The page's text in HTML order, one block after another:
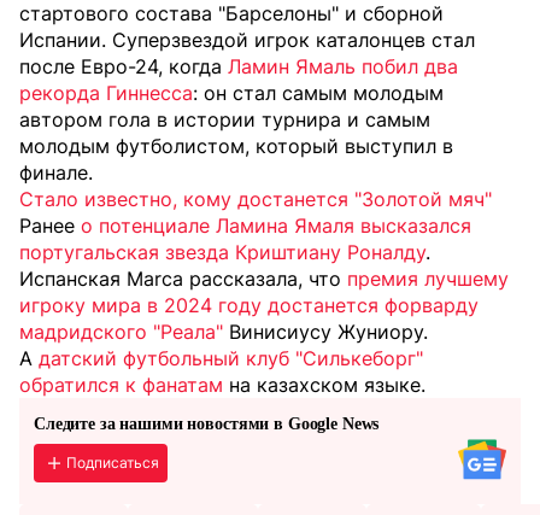
стартового состава "Барселоны" и сборной
Испании. Суперзвездой игрок каталонцев стал
после Евро-24, когда Ламин Ямаль побил два
рекорда Гиннесса: он стал самым молодым
автором гола в истории турнира и самым
молодым футболистом, который выступил в
финале.
Стало известно, кому достанется "Золотой мяч"
Ранее о потенциале Ламина Ямаля высказался
португальская звезда Криштиану Роналду.
Испанская Marca рассказала, что премия лучшему
игроку мира в 2024 году достанется форварду
мадридского "Реала" Винисиусу Жуниору.
А датский футбольный клуб "Силькеборг"
обратился к фанатам на казахском языке.
Следите за нашими новостями в Google News
Подписаться